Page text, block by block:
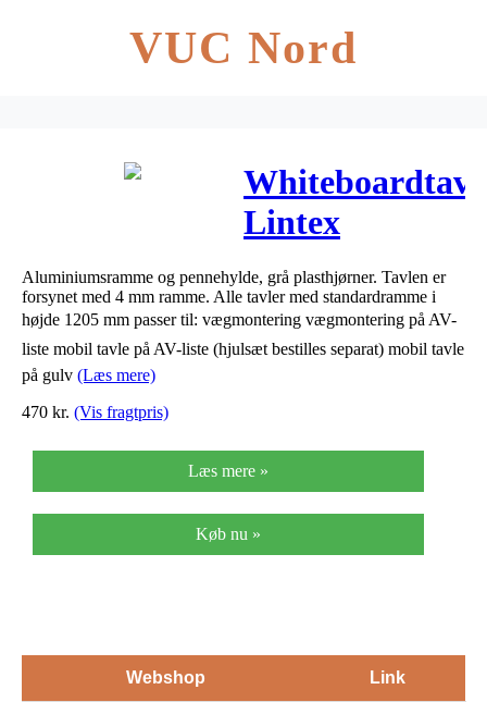
VUC Nord
Lintex
Boarder
605x905mm
m/pennehylde
Aluminiumsramme og pennehylde, grå plasthjørner. Tavlen er
forsynet med 4 mm ramme. Alle tavler med standardramme i
højde 1205 mm passer til: vægmontering vægmontering på AV-
liste mobil tavle på AV-liste (hjulsæt bestilles separat) mobil tavle
på gulv (Læs mere)
470 kr. (Vis fragtpris)
Læs mere »
Køb nu »
Webshop Link